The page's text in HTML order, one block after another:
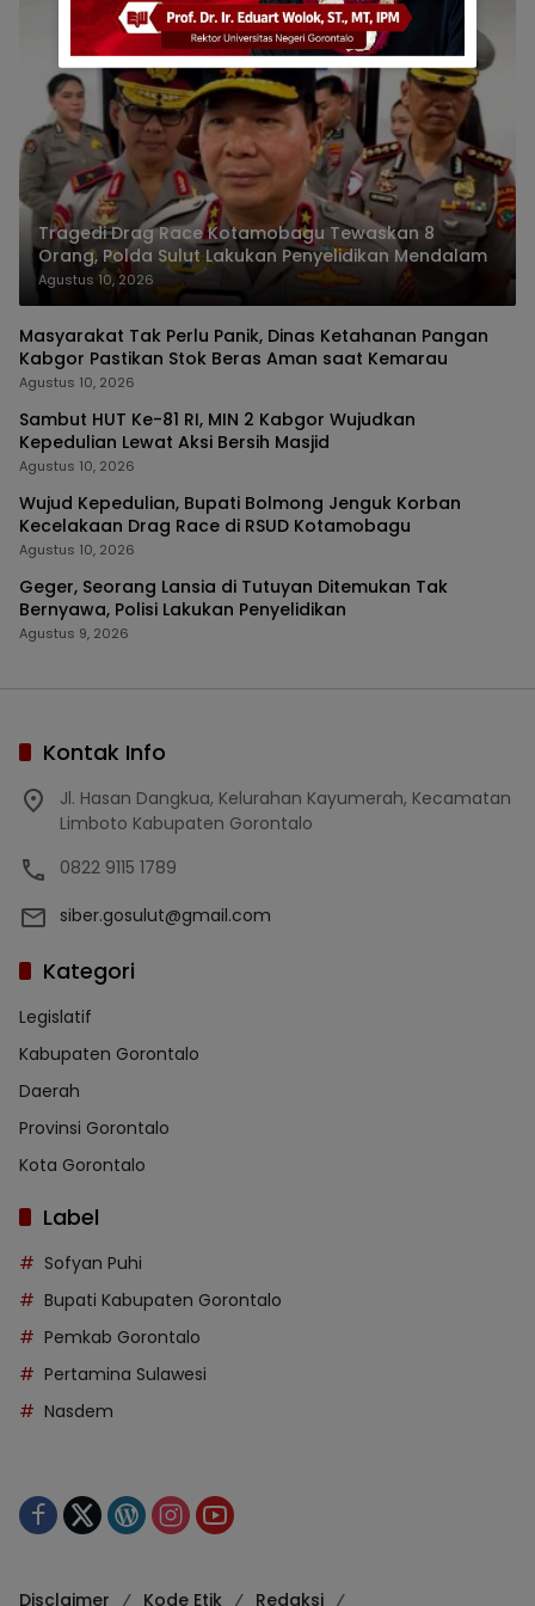
Tragedi Drag Race Kotamobagu Tewaskan 8
Orang, Polda Sulut Lakukan Penyelidikan Mendalam
Agustus 10, 2026
Masyarakat Tak Perlu Panik, Dinas Ketahanan Pangan
Kabgor Pastikan Stok Beras Aman saat Kemarau
Agustus 10, 2026
Sambut HUT Ke-81 RI, MIN 2 Kabgor Wujudkan
Kepedulian Lewat Aksi Bersih Masjid
Agustus 10, 2026
Wujud Kepedulian, Bupati Bolmong Jenguk Korban
Kecelakaan Drag Race di RSUD Kotamobagu
Agustus 10, 2026
Geger, Seorang Lansia di Tutuyan Ditemukan Tak
Bernyawa, Polisi Lakukan Penyelidikan
Agustus 9, 2026
Kontak Info
Jl. Hasan Dangkua, Kelurahan Kayumerah, Kecamatan
Limboto Kabupaten Gorontalo
0822 9115 1789
siber.gosulut@gmail.com
Kategori
Legislatif
Kabupaten Gorontalo
Daerah
Provinsi Gorontalo
Kota Gorontalo
Label
Sofyan Puhi
Bupati Kabupaten Gorontalo
Pemkab Gorontalo
Pertamina Sulawesi
Nasdem
Disclaimer Kode Etik Redaksi